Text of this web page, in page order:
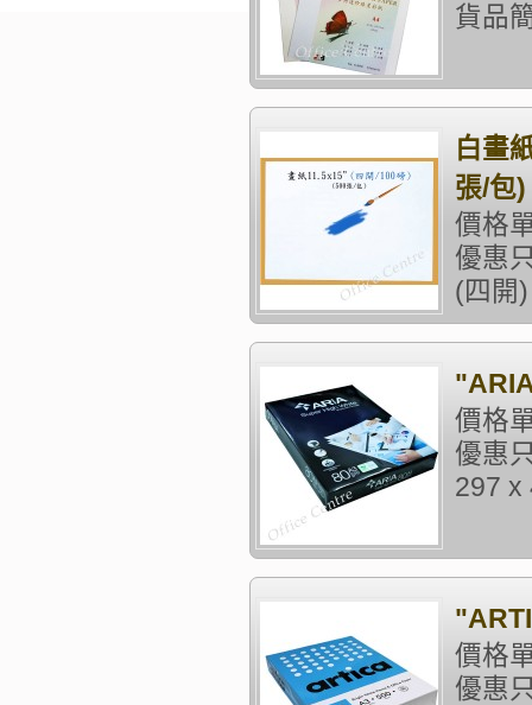
貨品
白畫
張/包)
價格
優惠
(四開
價格
優惠
297
價格
優惠